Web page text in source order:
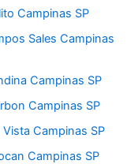
Campinas SP
Sales Campinas
Campinas SP
Campinas SP
Campinas SP
Campinas SP